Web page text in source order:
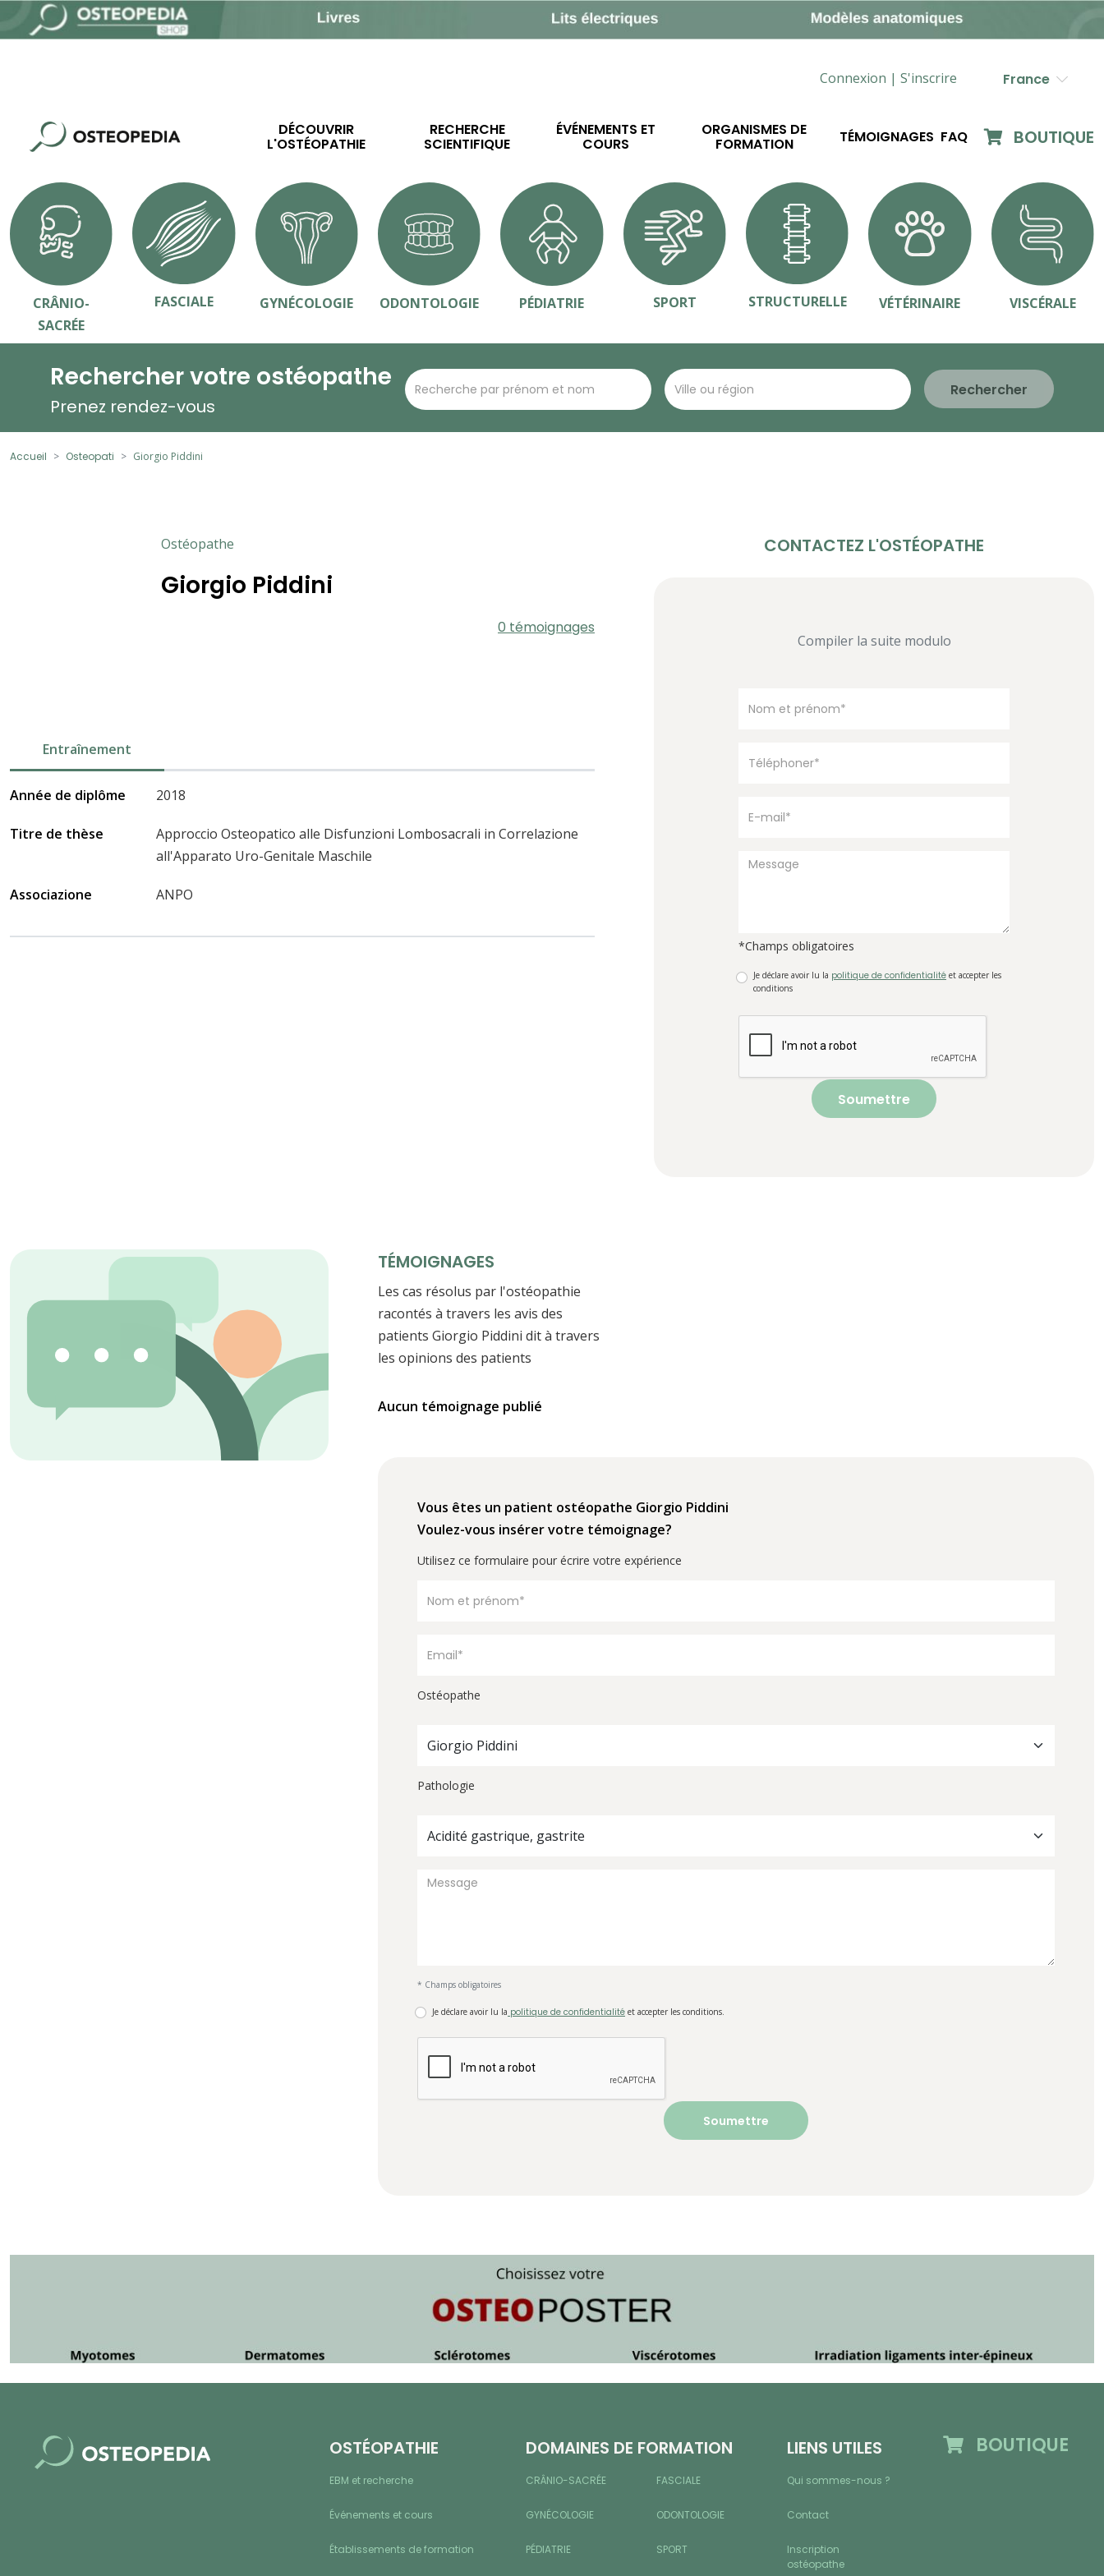
Connexion | S'inscrire France
DÉCOUVRIR
L'OSTÉOPATHIE
RECHERCHE
SCIENTIFIQUE
ÉVÉNEMENTS ET
COURS
ORGANISMES DE
FORMATION TÉMOIGNAGES FAQ BOUTIQUE
CRÂNIO-
SACRÉE
FASCIALE GYNÉCOLOGIE ODONTOLOGIE PÉDIATRIE SPORT STRUCTURELLE VÉTÉRINAIRE VISCÉRALE
Rechercher votre ostéopathe
Prenez rendez-vous
Rechercher
Accueil Osteopati Giorgio Piddini
Ostéopathe
Giorgio Piddini
0 témoignages
Entraînement
Année de diplôme 2018
Titre de thèse
Approccio Osteopatico alle Disfunzioni Lombosacrali in Correlazione
all'Apparato Uro-Genitale Maschile
Associazione ANPO
CONTACTEZ L'OSTÉOPATHE
Compiler la suite modulo
*Champs obligatoires
Je déclare avoir lu la politique de confidentialité et accepter les
conditions
Soumettre
TÉMOIGNAGES
Les cas résolus par l'ostéopathie
racontés à travers les avis des
patients Giorgio Piddini dit à travers
les opinions des patients
Aucun témoignage publié
Vous êtes un patient ostéopathe Giorgio Piddini
Voulez-vous insérer votre témoignage?
Utilisez ce formulaire pour écrire votre expérience
Ostéopathe
Giorgio Piddini
Pathologie
Acidité gastrique, gastrite
* Champs obligatoires
Je déclare avoir lu la politique de confidentialité et accepter les conditions.
OSTÉOPATHIE
EBM et recherche
Événements et cours
Établissements de formation
DOMAINES DE FORMATION
CRÂNIO-SACRÉE FASCIALE
GYNÉCOLOGIE ODONTOLOGIE
PÉDIATRIE SPORT
LIENS UTILES
Qui sommes-nous ?
Contact
Inscription
ostéopathe
BOUTIQUE